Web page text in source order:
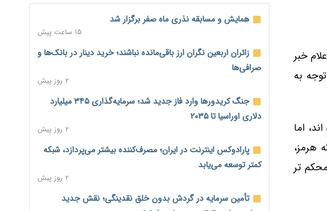
خبر
قابل توجه به
اما
هرمز،
تر
همایش و مسابقه نذری ماه صفر برگزار شد
۱۵ ساعت پیش
زائران اربعین نگران ارز باقی‌مانده نباشند؛ خرید دینار در بانک‌ها و
صرافی‌ها
۲ روز پیش
جنگ کریدورها وارد فاز جدید شد؛ سرمایه‌گذاری ۳۴۵ میلیارد
دلاری اوراسیا تا ۲۰۳۵
۲ روز پیش
پارادوکس اینترنت در ایران؛ مصرف‌کننده بیشتر می‌پردازد، شبکه
کمتر توسعه می‌یابد
۲ روز پیش
تأمین سرمایه در گردش بدون خلق نقدینگی؛ نقش جدید